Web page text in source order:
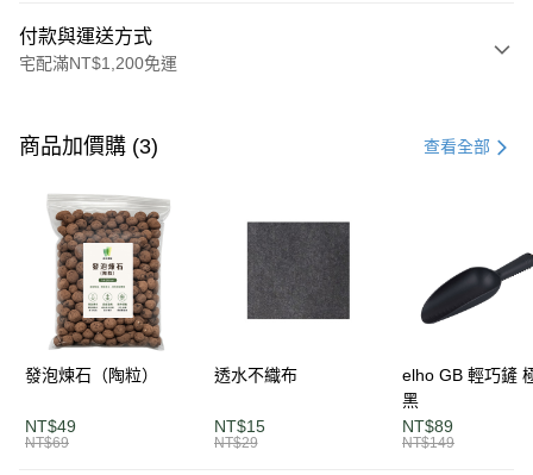
付款與運送方式
宅配滿NT$1,200免運
信用卡一次付款
Apple Pay
街口支付
悠遊付
AFTEE先享後付
【關於「AFTEE先享後付」】
AFTEE先享後付是「在收到商品之後才付款」的支付方式。 讓您購物簡單
ATM付款
商品加價購 (3) 查看全部
發泡煉石（陶粒）
NT$49
NT$69
透水不織布
NT$15
NT$29
elho GB 輕巧鏟
黑
NT$89
NT$149